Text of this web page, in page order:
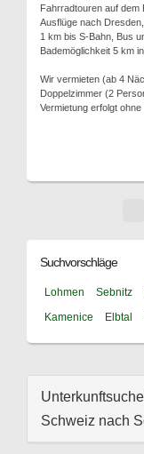
Fahrradtouren auf dem
Ausflüge nach
1 km bis S-Bahn, Bus
Bademöglichkeit 5 km
Wir vermieten (ab 4
Doppelzimmer (2
Vermietung erfolgt ohne
Suchvorschläge
Lohmen Sebnitz
Kamenice
Elbtal
Schweiz nach